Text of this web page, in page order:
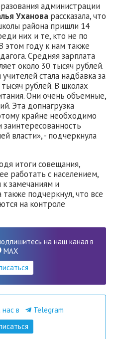
администрации
Уханова рассказала, что
района пришли 14
них и те, кто не по
этом году к нам также
Средняя зарплата
около 30 тысяч рублей.
стала надбавка за
рублей. В школах
Они очень объемные,
Эта допнагрузка
крайне необходимо
власти», - подчеркнула
итоги совещания,
работать с населением,
замечаниям и
подчеркнул, что все
на контроле
на наш канал в
MAX
в
Telegram